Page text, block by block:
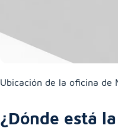
Ubicación de la oficina de
¿Dónde está